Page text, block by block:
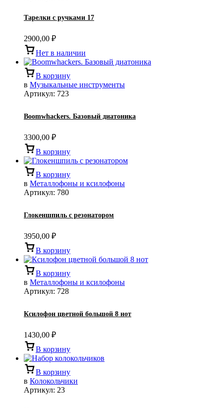
Тарелки с ручками 17
2900,00 ₽
Нет в наличии
В корзину
в Музыкальные инструменты
Артикул: 723
Boomwhackers. Базовый диатоника
3300,00 ₽
В корзину
В корзину
в Металлофоны и ксилофоны
Артикул: 780
Глокеншпиль с резонатором
3950,00 ₽
В корзину
В корзину
в Металлофоны и ксилофоны
Артикул: 728
Ксилофон цветной большой 8 нот
1430,00 ₽
В корзину
В корзину
в Колокольчики
Артикул: 23